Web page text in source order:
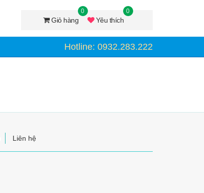
Giỏ hàng
0
Yêu thích
0
Hotline: 0932.283.222
Liên hệ